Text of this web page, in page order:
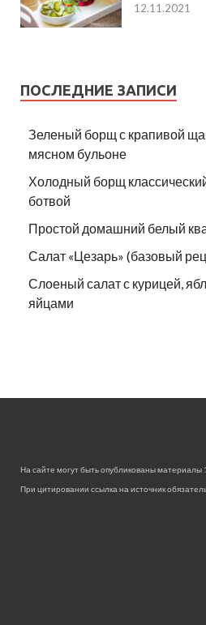
12.11.2021
ПОСЛЕДНИЕ ЗАПИСИ
Зеленый борщ с крапивой
мясном бульоне
Холодный борщ
ботвой
Простой домашний белый
Салат «Цезарь» (базовый
Слоеный салат с курицей,
яйцами
На сайте могут быть опубликованы материалы
При цитировании ссылка на источник